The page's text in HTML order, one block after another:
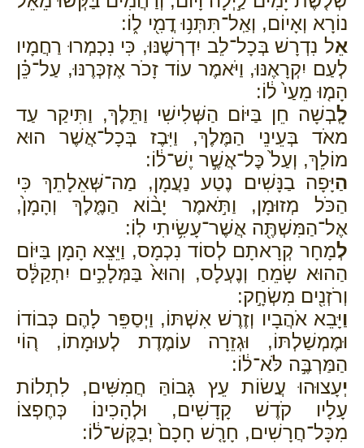
נוֹרָא וְאָיוֹם, וְאַֽל־תִּתְּנ֥וּ דֳמִ֖י ל֑וֹ:
אֵל נִדְרָשׁ בְּכָל־לֵב יִדְרְשֶׁנּוּ, כִּי נִכְמְרוּ רַחֲמָיו
לְעַם יִקְרָאֶנּוּ, וַיֹּאמֶר עוֹד זָכֹר אֶזְכְּרֶנּוּ, עַל־כֵּ֗ן
הָמ֤וּ מֵעַי֙ ל֔וֹ:
לָֽבְשָׁה חֵן בַּיּוֹם הַשְּׁלִישִׁי וַתֵּלֶךְ, וַתִּיקַר עַד
מאֹד בְּעֵינֵי הַמֶּלֶךְ, וַיִּבֶז בְּכָל־אֲשֶׁר הוּא
מוֹלֵךְ, וְעַל֙ כׇּל־אֲשֶׁ֣ר יֶשׁ־ל֔וֹ:
הַיָּפָה בַנָּשִׁים נֶטַע נַעֲמָן, מַה־שְּׁאֵלָתֵךְ כִּי
הַכֹּל מְזוּמָן, וַתֹּ֣אמֶר יָב֨וֹא הַמֶּ֤לֶךְ וְהָמָן֙,
אֶל־הַמִּשְׁתֶּ֖ה אֲשֶׁר־עָשִׂ֥יתִי לֽוֹ:
לְמָחָר קְרָאתָם לְסוֹד נִכְמָס, וַיֵּצֵא הָמָן בַּיּוֹם
הַהוּא שָׂמֵחַ וְנֶעְלָס, וְהוּא֙ בַּמְּלָכִ֣ים יִתְקַלָּ֔ס
וְרֹזְנִ֖ים מִשְׂחָ֣ק:
וַיָּבֵא אֹהֲבָיו וְזֶרֶשׁ אִשְׁתּוֹ, וַיְסַפֵּר לָהֶם כְּבוֹדוֹ
וּמֶמְשַׁלְתּוֹ, וּגְזֵרָה עוֹמֶדֶת לְעוּמָתוֹ, ה֚וֹי
הַמַּרְבֶּ֣ה לֹּא־ל֔וֹ:
יְעָצוּהוּ עֲשׂוֹת עֵץ גָּבוֹהַּ חֲמִשִּׁים, לִתְלוֹת
עָלָיו קֹדֶשׁ קָדָשִׁים, וּלְהָכִינוֹ כְּחֶפְצוֹ
מִכָּל־חֲרָשִׁים, חָרָ֤שׁ חָכָם֙ יְבַקֶּשׁ־ל֔וֹ: